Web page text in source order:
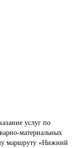
услуг по
материальных
маршруту «Нижний